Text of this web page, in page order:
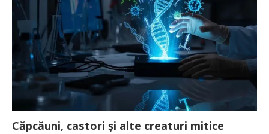
Căpcăuni, castori și alte creaturi mitice